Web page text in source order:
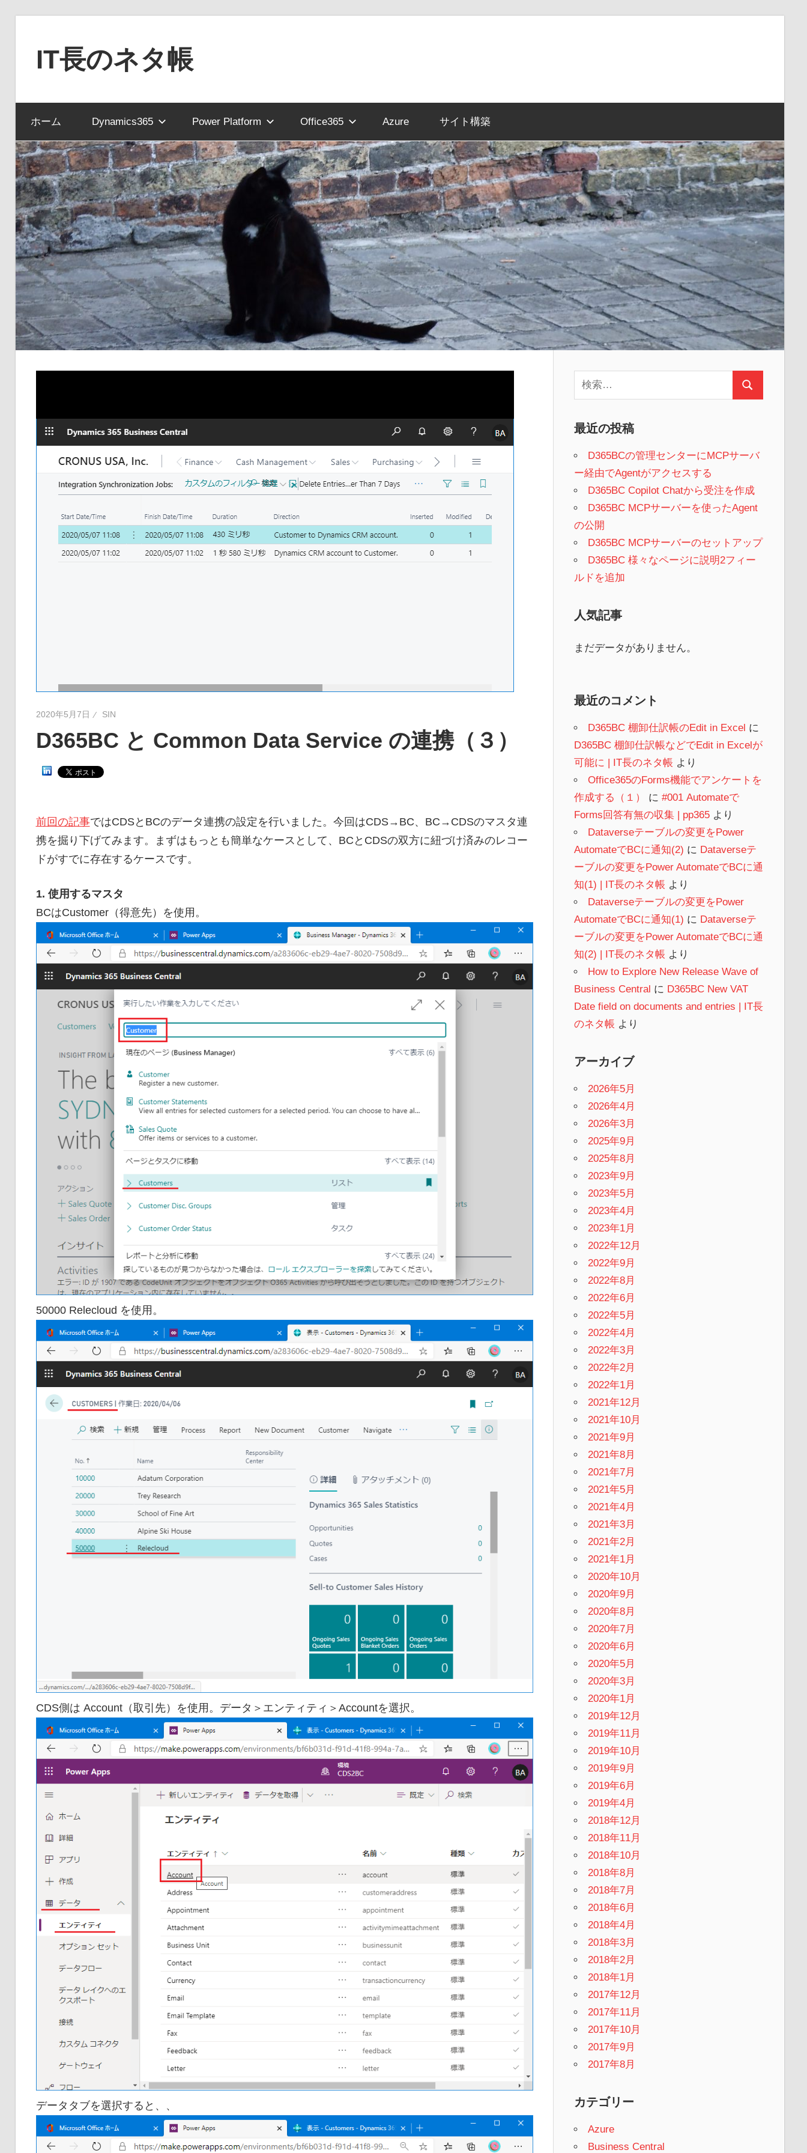
キ
ッ
プ
IT長のネタ帳
NAV
と
Dynamics365
financial
を
中
心
に
MS
製
品
の
ネ
タ
を
ホーム Dynamics365 Power Platform Office365 Azure サイト構築
2020年5月7日 SIN
D365BC と Common Data Service の連携（３）
前回の記事ではCDSとBCのデータ連携の設定を行いました。今回はCDS→BC、BC→CDSのマスタ連
携を掘り下げてみます。まずはもっとも簡単なケースとして、BCとCDSの双方に紐づけ済みのレコー
ドがすでに存在するケースです。
1. 使用するマスタ
BCはCustomer（得意先）を使用。
50000 Relecloud を使用。
CDS側は Account（取引先）を使用。データ＞エンティティ＞Accountを選択。
データタブを選択すると、、
索:
検
最近の投稿
D365BCの管理センターにMCPサーバ
ー経由でAgentがアクセスする
D365BC Copilot Chatから受注を作成
D365BC MCPサーバーを使ったAgent
の公開
D365BC MCPサーバーのセットアップ
D365BC 様々なページに説明2フィー
ルドを追加
人気記事
まだデータがありません。
最近のコメント
D365BC 棚卸仕訳帳のEdit in Excel に
D365BC 棚卸仕訳帳などでEdit in Excelが
可能に | IT長のネタ帳 より
Office365のForms機能でアンケートを
作成する（１）
に #001 Automateで
Forms回答有無の収集 | pp365より
Dataverseテーブルの変更をPower
AutomateでBCに通知(2) に Dataverseテ
ーブルの変更をPower AutomateでBCに通
知(1) | IT長のネタ帳 より
Dataverseテーブルの変更をPower
AutomateでBCに通知(1) に Dataverseテ
ーブルの変更をPower AutomateでBCに通
知(2) | IT長のネタ帳 より
How to Explore New Release Wave of
Business Central に D365BC New VAT
Date field on documents and entries | IT長
のネタ帳 より
アーカイブ
2026年5月
2026年4月
2026年3月
2025年9月
2025年8月
2023年9月
2023年5月
2023年4月
2023年1月
2022年12月
2022年9月
2022年8月
2022年6月
2022年5月
2022年4月
2022年3月
2022年2月
2022年1月
2021年12月
2021年10月
2021年9月
2021年8月
2021年7月
2021年5月
2021年4月
2021年3月
2021年2月
2021年1月
2020年10月
2020年9月
2020年8月
2020年7月
2020年6月
2020年5月
2020年3月
2020年1月
2019年12月
2019年11月
2019年10月
2019年9月
2019年6月
2019年4月
2018年12月
2018年11月
2018年10月
2018年8月
2018年7月
2018年6月
2018年4月
2018年3月
2018年2月
2018年1月
2017年12月
2017年11月
2017年10月
2017年9月
2017年8月
カテゴリー
Azure
Business Central